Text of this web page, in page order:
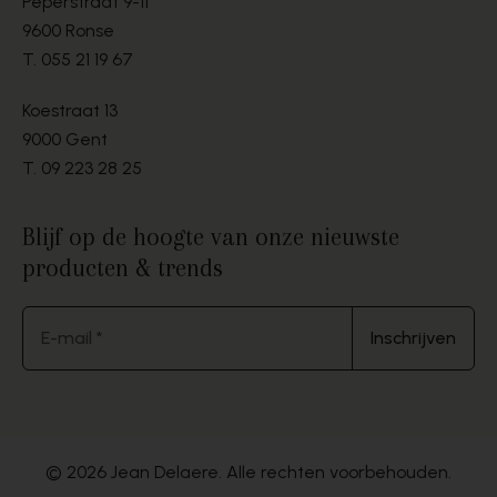
9600 Ronse
T. 055 21 19 67
Koestraat 13
9000 Gent
T. 09 223 28 25
Blijf op de hoogte van onze nieuwste
producten & trends
E-mail * Inschrijven
© 2026 Jean Delaere. Alle rechten voorbehouden.